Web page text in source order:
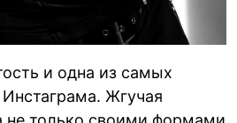
и одна из самых
Жгучая